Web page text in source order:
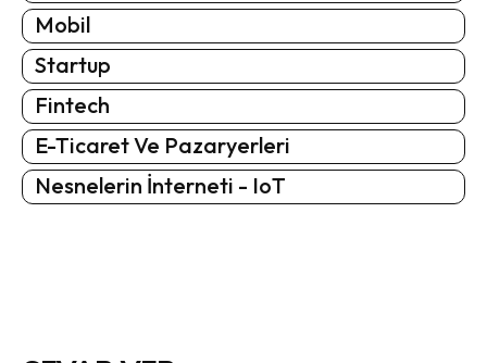
Mobil
Startup
Fintech
E-Ticaret Ve Pazaryerleri
Nesnelerin İnterneti - IoT